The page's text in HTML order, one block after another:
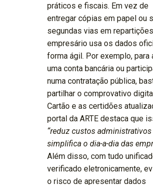
práticos e fiscais. Em vez de
entregar cópias em papel ou
segundas vias em
empresário usa os dados
forma ágil. Por exemplo, para
uma conta bancária ou
numa contratação pública,
partilhar o comprovativo
Cartão e as certidões
portal da ARTE destaca que
“reduz custos administrativos
simplifica o dia-a-dia das
Além disso, com tudo
verificado eletronicamente,
o risco de apresentar dados